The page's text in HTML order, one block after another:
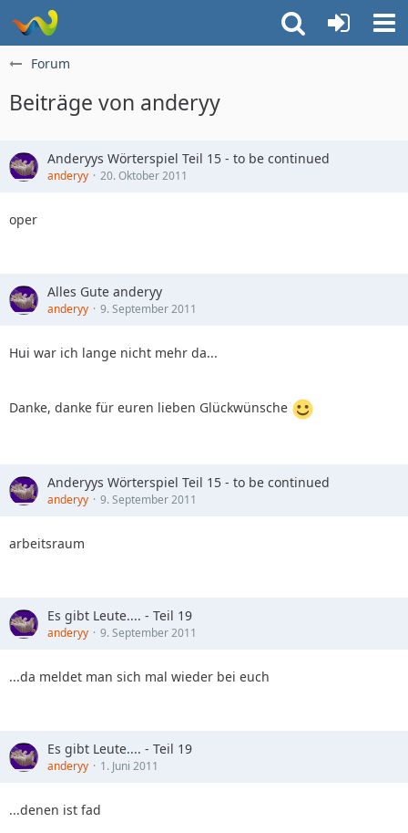
Forum
Beiträge von anderyy
Anderyys Wörterspiel Teil 15 - to be continued
anderyy 20. Oktober 2011
oper
Alles Gute anderyy
anderyy 9. September 2011
Hui war ich lange nicht mehr da...
Danke, danke für euren lieben Glückwünsche
Anderyys Wörterspiel Teil 15 - to be continued
anderyy 9. September 2011
arbeitsraum
Es gibt Leute.... - Teil 19
anderyy 9. September 2011
...da meldet man sich mal wieder bei euch
Es gibt Leute.... - Teil 19
anderyy 1. Juni 2011
...denen ist fad